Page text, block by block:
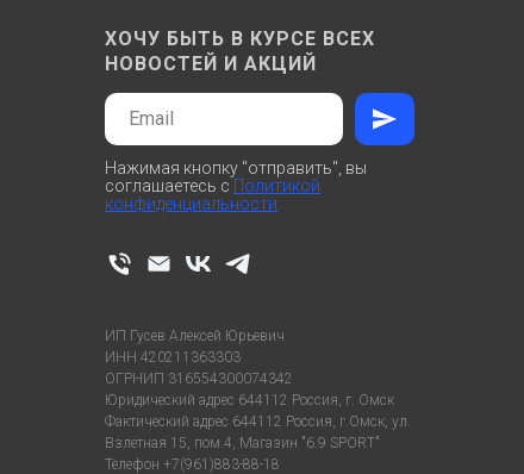
ХОЧУ БЫТЬ В КУРСЕ ВСЕХ
НОВОСТЕЙ И АКЦИЙ
Нажимая кнопку "отправить", вы
соглашаетесь с Политикой
конфиденциальности
ИП Гусев Алексей Юрьевич
ИНН 420211363303
ОГРНИП 316554300074342
Юридический адрес 644112 Россия, г. Омск
Фактический адрес 644112 Россия, г.Омск, ул.
Взлетная 15, пом.4, Магазин "6.9 SPORT"
Телефон +7(961)883-88-18